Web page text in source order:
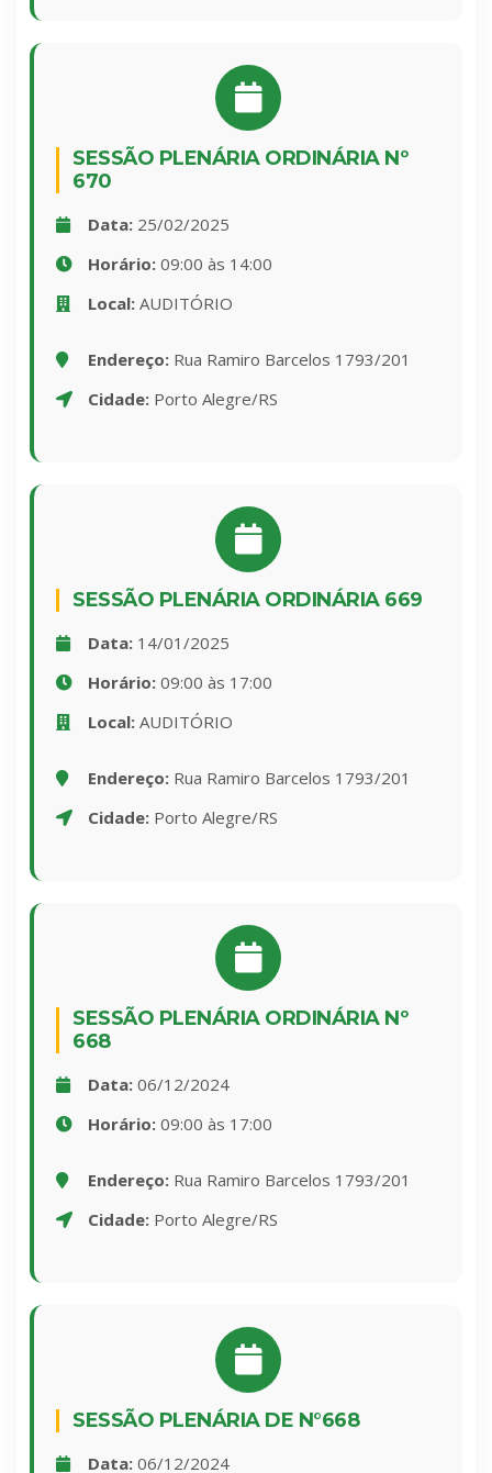
SESSÃO PLENÁRIA ORDINÁRIA Nº
670
Data: 25/02/2025
Horário: 09:00 às 14:00
Local: AUDITÓRIO
Endereço: Rua Ramiro Barcelos 1793/201
Cidade: Porto Alegre/RS
SESSÃO PLENÁRIA ORDINÁRIA 669
Data: 14/01/2025
Horário: 09:00 às 17:00
Local: AUDITÓRIO
Endereço: Rua Ramiro Barcelos 1793/201
Cidade: Porto Alegre/RS
SESSÃO PLENÁRIA ORDINÁRIA Nº
668
Data: 06/12/2024
Horário: 09:00 às 17:00
Endereço: Rua Ramiro Barcelos 1793/201
Cidade: Porto Alegre/RS
SESSÃO PLENÁRIA DE N°668
Data: 06/12/2024